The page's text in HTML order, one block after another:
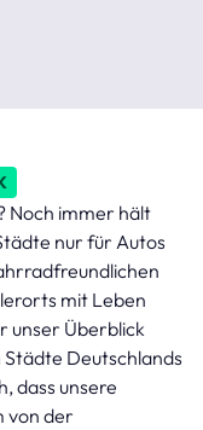
Noch immer hält
nur für Autos
mit Leben
unser Überblick
Deutschlands
dass unsere
von der